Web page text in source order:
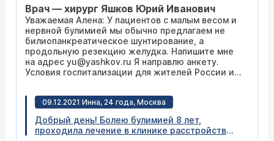
психотерапевтами и психологами не привели
к результату. Буду благодарна за ответ.
Врач — хирург Яшков Юрий Иванович
Уважаемая Алена: У пациентов с малым весом и
нервной булимией мы обычно предлагаем не
билиопанкреатическое шунтирование, а
продольную резекцию желудка. Напишите мне
на адрес yu@yashkov.ru Я направлю анкету.
Условия госпитализации для жителей России и
09.12.2021 Инна, 24 года, Москва
Добрый день! Болею булимией 8 лет,
проходила лечение в клинике расстройств